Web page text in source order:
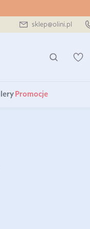
sklep@olini.pl
Promocje